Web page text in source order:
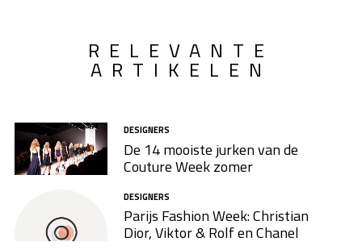
RELEVANTE
ARTIKELEN
DESIGNERS
De 14 mooiste jurken van de
Couture Week zomer
DESIGNERS
Parijs Fashion Week: Christian
Dior, Viktor & Rolf en Chanel